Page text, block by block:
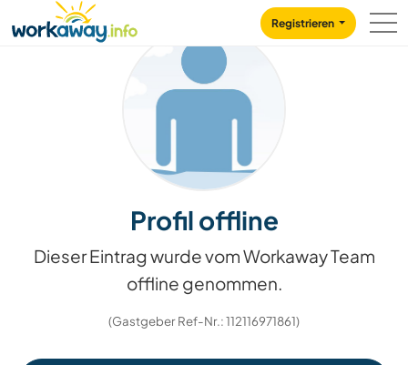
CONTENT
MAIN NAVIGATION
Registrieren
Profil offline
Dieser Eintrag wurde vom Workaway Team
offline genommen.
(Gastgeber Ref-Nr.: 112116971861)